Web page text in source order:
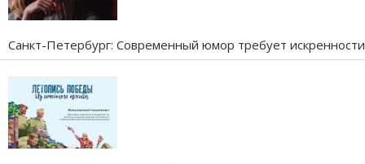
Санкт-Петербург: Современный юмор требует искренности